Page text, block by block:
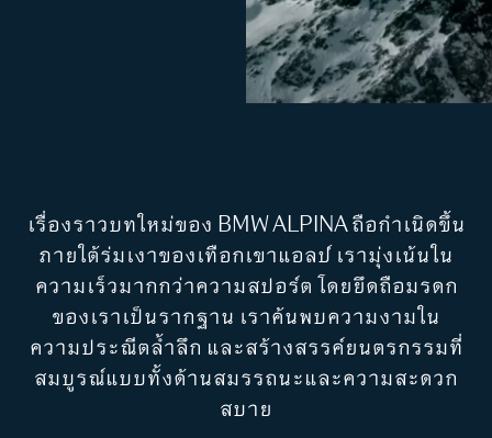
เรื่องราวบทใหม่ของ BMW ALPINA ถือกำเนิดขึ้น
ภายใต้ร่มเงาของเทือกเขาแอลป์ เรามุ่งเน้นใน
ความเร็วมากกว่าความสปอร์ต โดยยึดถือมรดก
ของเราเป็นรากฐาน เราค้นพบความงามใน
ความประณีตล้ำลึก และสร้างสรรค์ยนตรกรรมที่
สมบูรณ์แบบทั้งด้านสมรรถนะและความสะดวก
สบาย